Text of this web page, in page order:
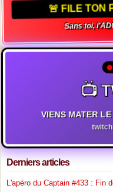
🚨 FILE TON
Sans toi,
📺
VIENS MATER
Derniers articles
L'apéro du Captain #433 : Fin